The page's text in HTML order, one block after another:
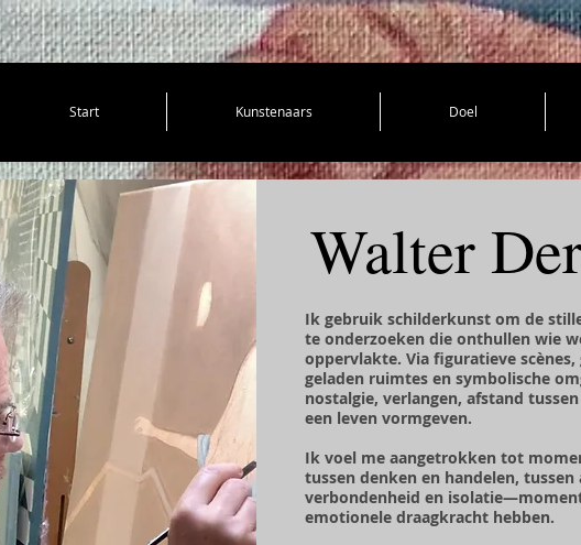
Start Kunstenaars Doel
Walter
Ik gebruik schilderkunst om de
te onderzoeken die onthullen wie
oppervlakte. Via figuratieve
geladen ruimtes en symbolische
nostalgie, verlangen, afstand
een leven vormgeven.
Ik voel me aangetrokken tot
tussen denken en handelen,
verbondenheid en
emotionele draagkracht hebben.